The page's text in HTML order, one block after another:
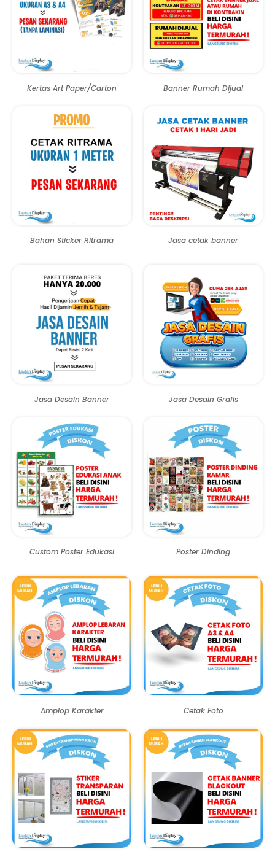
Kertas Art Paper/Carton Banner Rumah Dijual
Bahan Sticker Ritrama Jasa cetak banner
Jasa Desain Banner Jasa Desain Grafis
Custom Poster Edukasi Poster Dinding
Amplop Karakter Cetak Foto